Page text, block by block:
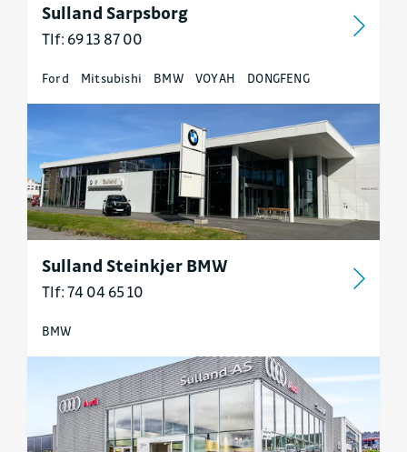
Sulland Sarpsborg
Tlf: 69 13 87 00
Ford Mitsubishi BMW VOYAH DONGFENG
Sulland Steinkjer BMW
Tlf: 74 04 65 10
BMW